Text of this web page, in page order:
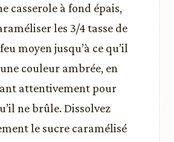
casserole à fond épais,
les 3/4 tasse de
moyen jusqu’à ce qu’il
couleur ambrée, en
attentivement pour
ne brûle. Dissolvez
le sucre caramélisé